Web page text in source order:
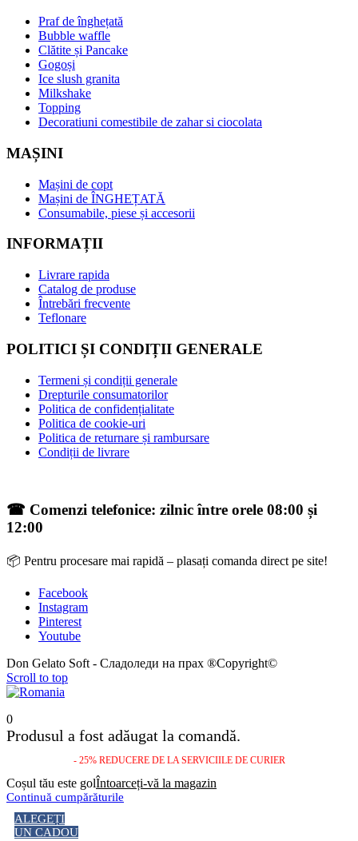
Praf de înghețată
Bubble waffle
Clătite și Pancake
Gogoși
Ice slush granita
Milkshake
Topping
Decoratiuni comestibile de zahar si ciocolata
MAȘINI
Mașini de copt
Mașini de ÎNGHEȚATĂ
Consumabile, piese și accesorii
INFORMAȚII
Livrare rapida
Catalog de produse
Întrebări frecvente
Teflonare
POLITICI ȘI CONDIȚII GENERALE
Termeni și condiții generale
Drepturile consumatorilor
Politica de confidențialitate
Politica de cookie-uri
Politica de returnare și rambursare
Condiții de livrare
☎ Comenzi telefonice: zilnic între orele 08:00 și
12:00
📦 Pentru procesare mai rapidă – plasați comanda direct pe site!
Facebook
Instagram
Pinterest
Youtube
Don Gelato Soft - Сладоледи на прах ®Copyright©
Scroll to top
0
Produsul a fost adăugat la comandă.
- 25% REDUCERE DE LA SERVICIILE DE CURIER
Coșul tău este golÎntoarceți-vă la magazin
Continuă cumpărăturile
ALEGEȚI
UN CADOU